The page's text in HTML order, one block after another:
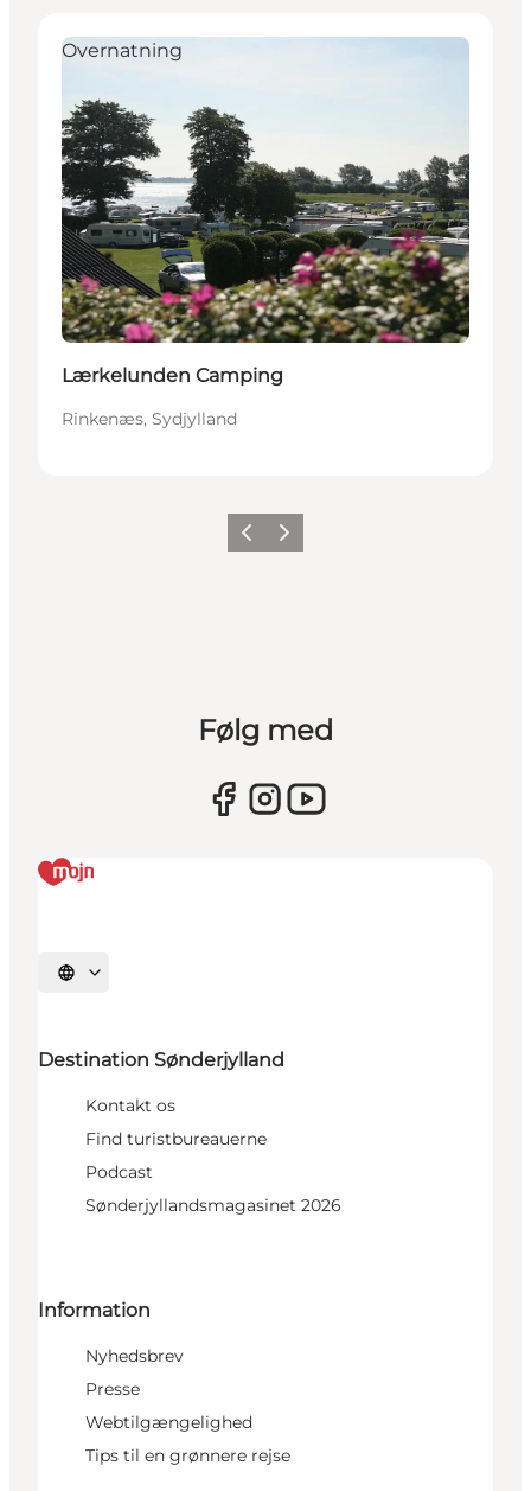
Overnatning
Lærkelunden Camping
Rinkenæs, Sydjylland
ForrigeNæste
Følg med
Vælg sprog
Destination Sønderjylland
Kontakt os
Find turistbureauerne
Podcast
Sønderjyllandsmagasinet 2026
Information
Nyhedsbrev
Presse
Webtilgængelighed
Tips til en grønnere rejse